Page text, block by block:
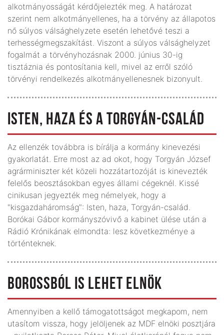
alkotmányosságát kérdőjelezték meg. A határozat
szerint nem alkotmányellenes, ha a törvény az állapotos
nő súlyos válsághelyzete esetén lehetővé teszi a
terhességmegszakítást. Viszont a súlyos válsághelyzet
fogalmát a törvényhozásnak 2000. június 30-ig
tisztáznia és pontosítania kell, mivel az erről szóló
törvényi rendelkezés alkotmányellenesnek bizonyult.
ISTEN, HAZA ÉS A TORGYÁN-CSALÁD
Az ellenzék továbbra is bírálja a kormány kinevezési
gyakorlatát. Erre most az ad okot, hogy Torgyán József
agrárminiszter két közeli hozzátartozóját is kinevezték
felelős beosztásokban egyes állami cégeknél. Kissé
cinikusan jegyezték meg némelyek, hogy a
"kisgazdaháromság": Isten, haza, Torgyán-család.
Borókai Gábor kormányszóvivő a kabinet ülése után a
Rádió Krónikának elmondta: lesz következménye a
történteknek.
BOROSSBÓL IS LEHET ELNÖK
Amennyiben a kellő támogatottságot megkapom, nem
utasítom vissza, hogy jelöljenek az MDF elnöki posztjára